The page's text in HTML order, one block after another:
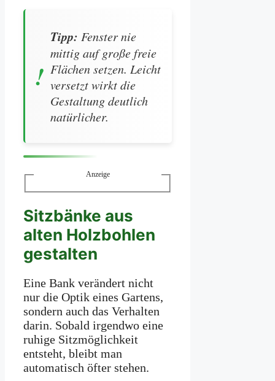
Tipp: Fenster nie
mittig auf große freie
Flächen setzen. Leicht
versetzt wirkt die
Gestaltung deutlich
natürlicher.
Anzeige
Sitzbänke aus
alten Holzbohlen
gestalten
Eine Bank verändert nicht
nur die Optik eines Gartens,
sondern auch das Verhalten
darin. Sobald irgendwo eine
ruhige Sitzmöglichkeit
entsteht, bleibt man
automatisch öfter stehen.